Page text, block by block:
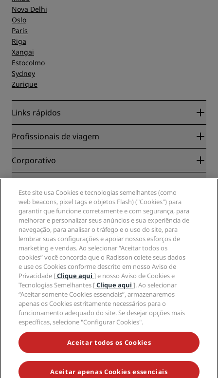
Nova Delhi
Oslo
Paris
Riga
Xangai
Estocolmo
Sydney
Zurique
Links rápidos
Radisson Rewards
Blog
Destinos
Novos e próximos hotéis
APP Radisson Hotels
Hotéis Sports Approved
Hotéis familiares
Saúde e segurança
Profissionais de viagem
Parceiros
Corporativo
Radisson Hotel Group
Mídia
Carreiras no RHG
Carreiras na PPHE
Carreiras EHL
The Club by RHG
Oportunidades de desenvolvimento
Empresa responsável
Compras
Centro de Privacidade
Aviso legal
Termos e condições do Radisson Rewards
Termos de utilização do site
Acessibilidade Digital
Declaração de escravidão moderna
Ajuda
Alertas ao consumidor
Contato
Perguntas frequentes (FAQ)
Mapa do site
Mídia social
Marcas do Radisson Hotels
NÃO PERCA AS NOSSAS MAIORES OFERTAS
Este site usa Cookies e tecnologias semelhantes (como
web beacons, pixel tags e objetos Flash) ("Cookies") para
garantir que funcione corretamente e com segurança, para
melhorar e personalizar seus anúncios e sua experiência de
navegação, para analisar o tráfego e o uso do site, para
lembrar suas configurações e apoiar nossos esforços de
marketing e vendas. Ao selecionar “Aceitar todos os
cookies” você concorda que o Radisson colete seus dados
e use os Cookies conforme descrito em nosso Aviso de
Privacidade [Clique aqui] e nosso Aviso de Cookies e
Tecnologias Semelhantes [Clique aqui]. Ao selecionar
“Aceitar somente Cookies essenciais”, armazenaremos
apenas os Cookies estritamente necessários para o
funcionamento adequado do site. Se desejar opções mais
específicas, selecione "Configurar Cookies".
Aceitar todos os Cookies
Aceitar apenas Cookies essenciais